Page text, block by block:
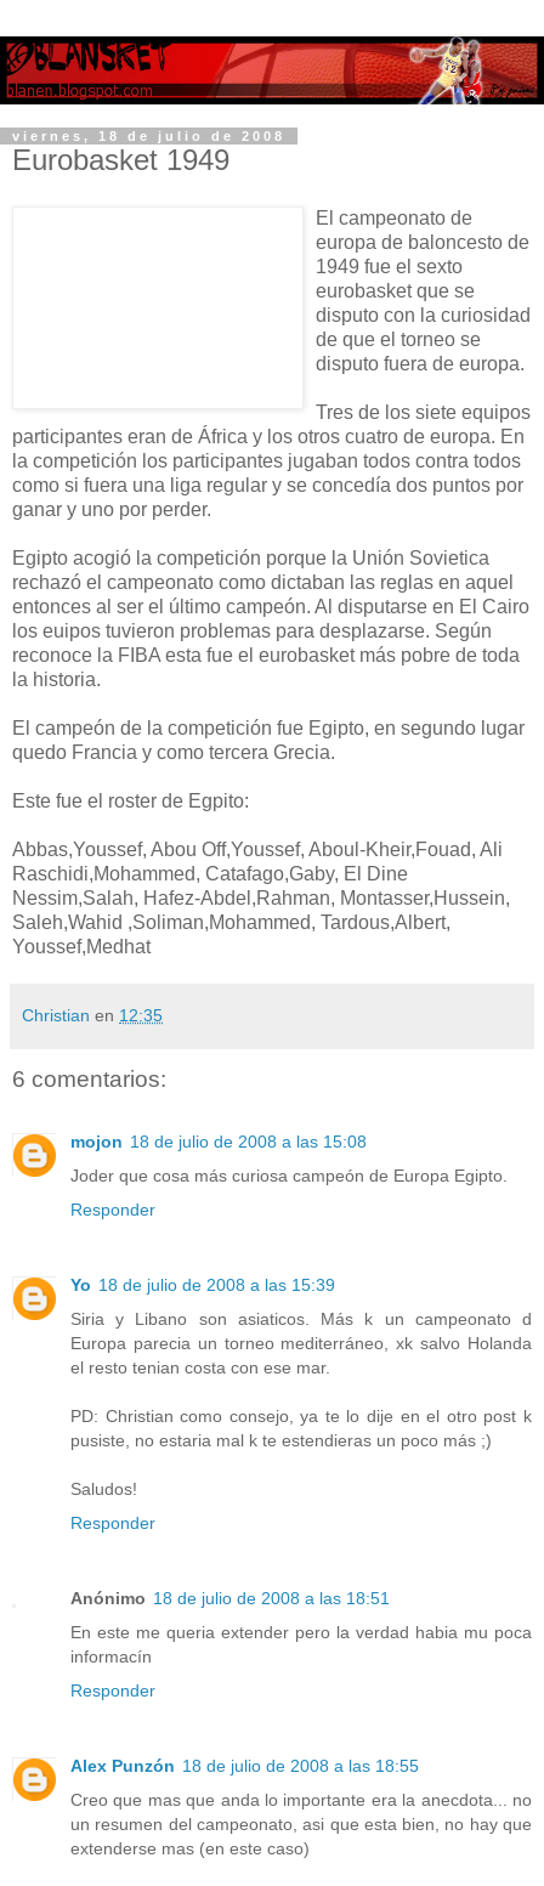
viernes, 18 de julio de 2008
Eurobasket 1949
El campeonato de
europa de baloncesto de
1949 fue el sexto
eurobasket que se
disputo con la curiosidad
de que el torneo se
disputo fuera de europa.
Tres de los siete equipos
participantes eran de África y los otros cuatro de europa. En
la competición los participantes jugaban todos contra todos
como si fuera una liga regular y se concedía dos puntos por
ganar y uno por perder.
Egipto acogió la competición porque la Unión Sovietica
rechazó el campeonato como dictaban las reglas en aquel
entonces al ser el último campeón. Al disputarse en El Cairo
los euipos tuvieron problemas para desplazarse. Según
reconoce la FIBA esta fue el eurobasket más pobre de toda
la historia.
El campeón de la competición fue Egipto, en segundo lugar
quedo Francia y como tercera Grecia.
Este fue el roster de Egpito:
Abbas,Youssef, Abou Off,Youssef, Aboul-Kheir,Fouad, Ali
Raschidi,Mohammed, Catafago,Gaby, El Dine
Nessim,Salah, Hafez-Abdel,Rahman, Montasser,Hussein,
Saleh,Wahid ,Soliman,Mohammed, Tardous,Albert,
Youssef,Medhat
Christian en 12:35
6 comentarios:
mojon 18 de julio de 2008 a las 15:08
Joder que cosa más curiosa campeón de Europa Egipto.
Responder
Yo 18 de julio de 2008 a las 15:39
Siria y Libano son asiaticos. Más k un campeonato d
Europa parecia un torneo mediterráneo, xk salvo Holanda
el resto tenian costa con ese mar.
PD: Christian como consejo, ya te lo dije en el otro post k
pusiste, no estaria mal k te estendieras un poco más ;)
Saludos!
Responder
Anónimo 18 de julio de 2008 a las 18:51
En este me queria extender pero la verdad habia mu poca
informacín
Responder
Alex Punzón 18 de julio de 2008 a las 18:55
Creo que mas que anda lo importante era la anecdota... no
un resumen del campeonato, asi que esta bien, no hay que
extenderse mas (en este caso)